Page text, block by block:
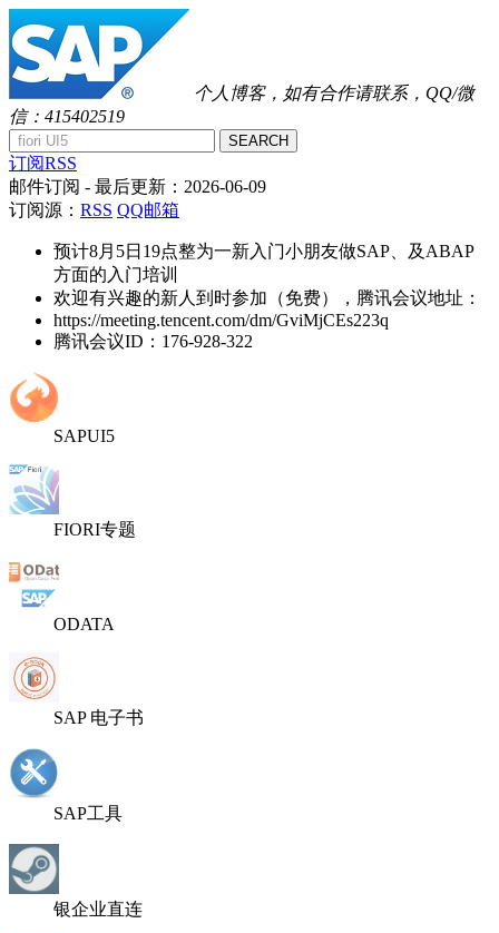
个人博客，如有合作请联系，QQ/微
信：415402519
SEARCH
订阅RSS
邮件订阅 - 最后更新： 2026-06-09
订阅源： RSS QQ邮箱
预计8月5日19点整为一新入门小朋友做SAP、及ABAP
方面的入门培训
欢迎有兴趣的新人到时参加（免费），腾讯会议地址：
https://meeting.tencent.com/dm/GviMjCEs223q
腾讯会议ID：176-928-322
SAPUI5
FIORI专题
ODATA
SAP 电子书
SAP工具
银企业直连